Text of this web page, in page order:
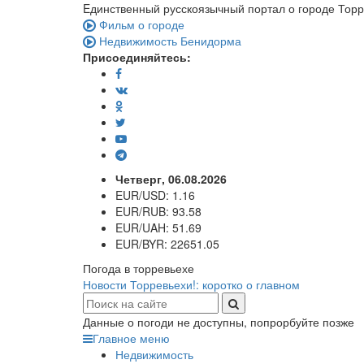
Eдинственный русскоязычный портал о городе
Фильм о городе
Недвижимость Бенидорма
Присоединяйтесь:
Четверг, 06.08.2026
EUR/USD: 1.16
EUR/RUB: 93.58
EUR/UAH: 51.69
EUR/BYR: 22651.05
Погода в торревьехе
Новости Торревьехи!: коротко о главном
Данные о погоди не доступны, попрорбуйте позже
Главное меню
Недвижимость